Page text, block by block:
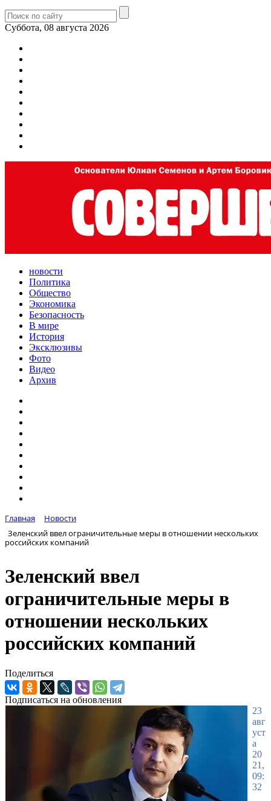
Суббота, 08 августа 2026
новости
Политика
Общество
Экономика
Безопасность
В мире
История
Эксклюзивы
Фото
Видео
Архив
Главная
Новости
Зеленский ввел ограничительные меры в отношении нескольких
российских компаний
Зеленский ввел
ограничительные меры в
отношении нескольких
российских компаний
Поделиться
Подписаться на обновления
23
авг
уст
а
20
21,
09:
32